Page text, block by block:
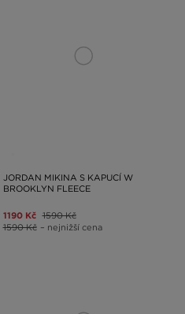
JORDAN MIKINA S KAPUCÍ W
BROOKLYN FLEECE
1190 Kč 1590 Kč
1590 Kč – nejnižší cena